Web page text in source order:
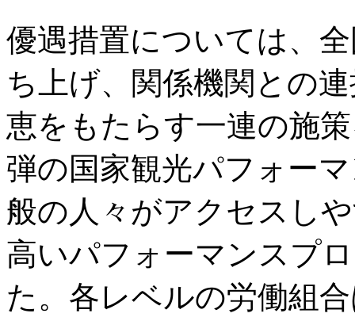
優遇措置については、
ち上げ、関係機関との
恵をもたらす一連の施
弾の国家観光パフォー
般の人々がアクセスし
高いパフォーマンスプ
た。各レベルの労働組